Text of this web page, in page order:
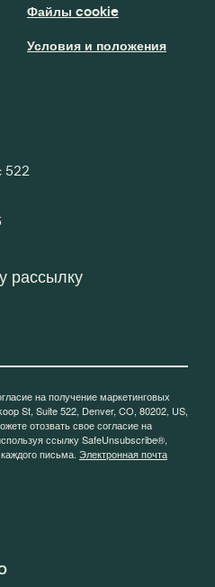
522
Файлы cookie
Условия и положения
рассылку
на получение маркетинговых
St, Suite 522, Denver, CO, 80202, US,
отозвать свое согласие на
ссылку SafeUnsubscribe®,
письма. Электронная почта